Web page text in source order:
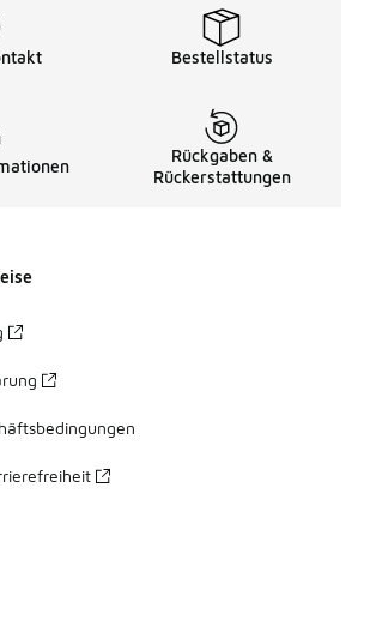
Bestellstatus
Rückgaben &
Rückerstattungen